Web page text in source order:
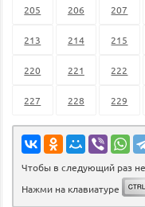
205 206 207
213 214 215
220 221 222
227 228 229
Чтобы в следующий раз не
Нажми на клавиатуре